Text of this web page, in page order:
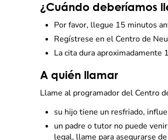
¿Cuándo deberíamos
Por favor, llegue 15 minutos
Regístrese en el Centro de
La cita dura aproximadamente
A quién llamar
Llame al programador del Centro
su hijo tiene un resfriado,
un padre o tutor no puede
legal, llame para asegurarse